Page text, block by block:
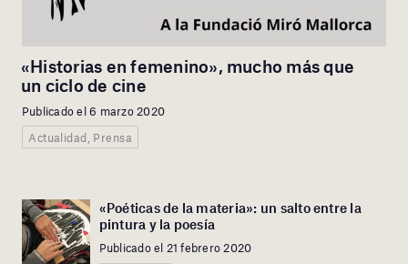
«Historias en femenino», mucho más que
un ciclo de cine
Publicado el 6 marzo 2020
Actualidad, Prensa
«Poéticas de la materia»: un salto entre la
pintura y la poesía
Publicado el 21 febrero 2020